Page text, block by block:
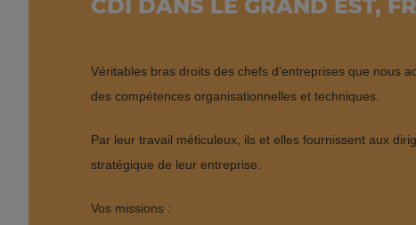
CDI DANS LE GRAND EST,
Véritables bras droits des chefs d’entreprises que nous
des compétences organisationnelles et techniques.
Par leur travail méticuleux, ils et elles fournissent aux
stratégique de leur entreprise.
Vos missions :